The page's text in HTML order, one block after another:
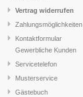
Vertrag widerrufen
Zahlungsmöglichkeiten
Kontaktformular
Gewerbliche Kunden
Servicetelefon
Musterservice
Gästebuch